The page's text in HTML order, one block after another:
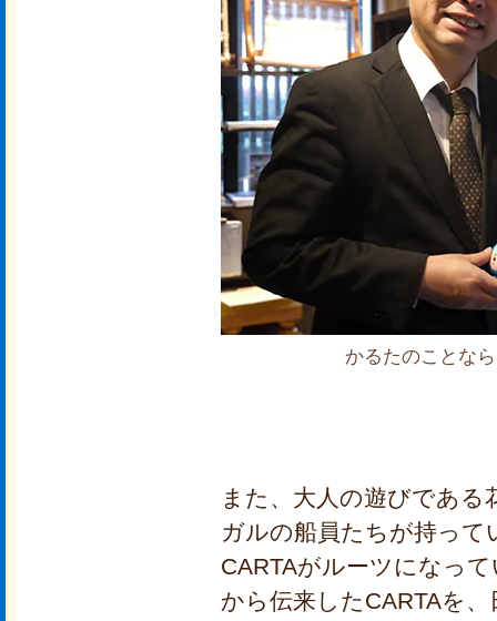
かるたのことな
また、大人の遊びであ
ガルの船員たちが持っ
CARTAがルーツになっ
から伝来したCARTAを